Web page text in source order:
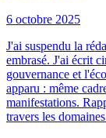
6 octobre 2025
J'ai suspendu la
embrasé. J'ai écrit
gouvernance et
apparu : même
manifestations.
travers les